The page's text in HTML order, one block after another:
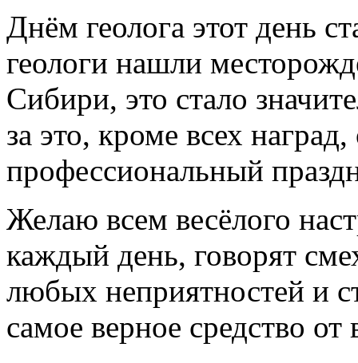
Днём геолога этот день
геологи нашли
Сибири, это стало
за это, кроме всех
профессиональный
Желаю всем весёлого
каждый день, говорят
любых неприятностей и
самое верное средство от